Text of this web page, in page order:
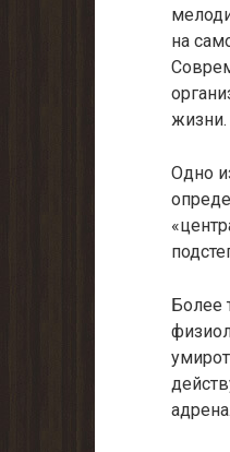
на
жизни.
Одно
Более